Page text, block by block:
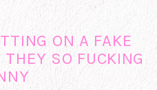
ON A FAKE
SO FUCKING